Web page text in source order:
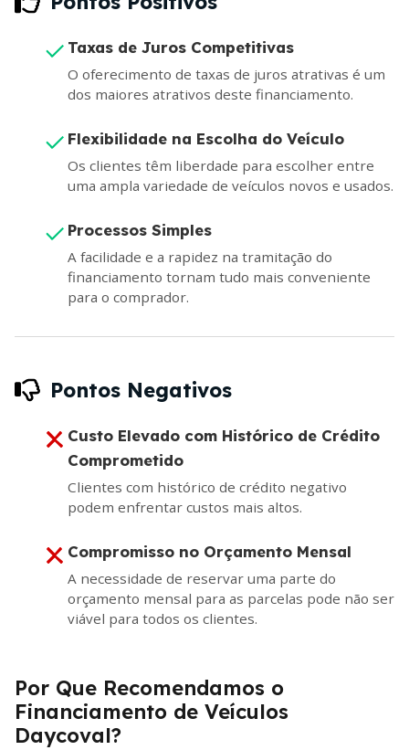
Taxas de Juros Competitivas
O oferecimento de taxas de juros atrativas é um
dos maiores atrativos deste financiamento.
Flexibilidade na Escolha do Veículo
Os clientes têm liberdade para escolher entre
uma ampla variedade de veículos novos e usados.
Processos Simples
A facilidade e a rapidez na tramitação do
financiamento tornam tudo mais conveniente
para o comprador.
Pontos Negativos
Custo Elevado com Histórico de Crédito
Comprometido
Clientes com histórico de crédito negativo
podem enfrentar custos mais altos.
Compromisso no Orçamento Mensal
A necessidade de reservar uma parte do
orçamento mensal para as parcelas pode não ser
viável para todos os clientes.
Por Que Recomendamos o
Financiamento de Veículos
Daycoval?